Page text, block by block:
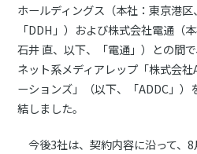
ホールディングス（本社：東京港区
「DDH」）および株式会社電通（
石井 直、以下、「電通」）との間
ネット系メディアレップ「株式会
ーションズ」（以下、「ADDC」
結しました。
今後3社は、契約内容に沿って、